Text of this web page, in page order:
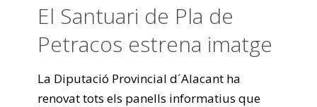
El Santuari de Pla de
Petracos estrena imatge
La Diputació Provincial d´Alacant ha
renovat tots els panells informatius que